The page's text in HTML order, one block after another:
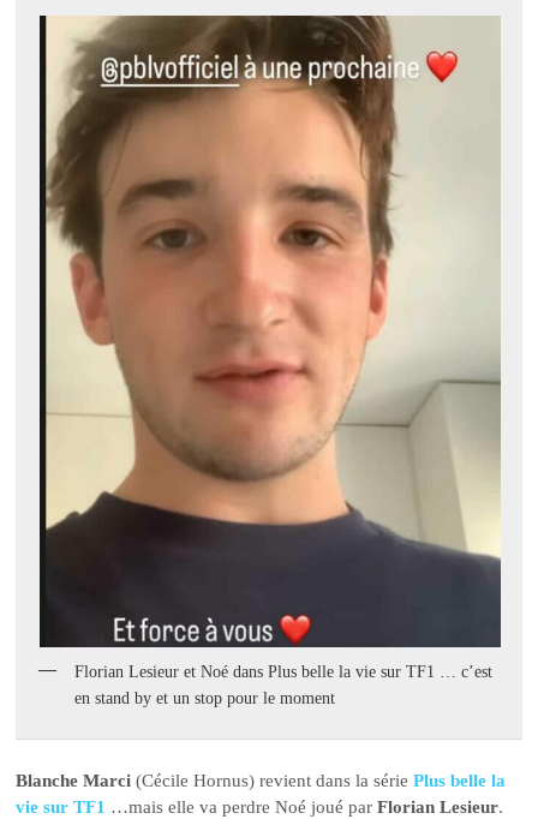
Florian Lesieur et Noé dans Plus belle la vie sur TF1 … c’est
en stand by et un stop pour le moment
Blanche Marci (Cécile Hornus) revient dans la sériePlus belle la
vie sur TF1 …mais elle va perdre Noé joué parFlorian Lesieur.